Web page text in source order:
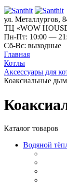
ул. Металлургов,
ТЦ «WOW
Пн-Пт: 10:00 —
Сб-Вс: выходные
Главная
Котлы
Аксессуары для
Коаксиальные
Каталог товаров
Водяной